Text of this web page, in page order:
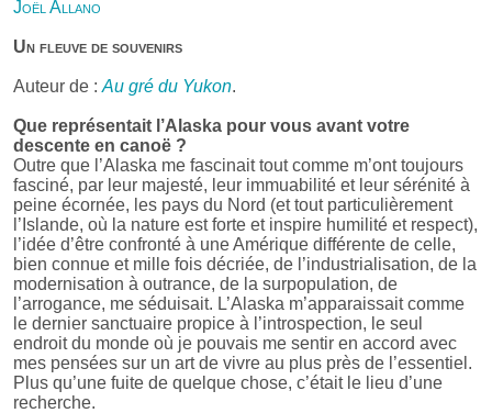
Joël Allano
Un fleuve de souvenirs
Auteur de : Au gré du Yukon.
Que représentait l’Alaska pour vous avant votre
descente en canoë ?
Outre que l’Alaska me fascinait tout comme m’ont toujours
fasciné, par leur majesté, leur immuabilité et leur sérénité à
peine écornée, les pays du Nord (et tout particulièrement
l’Islande, où la nature est forte et inspire humilité et respect),
l’idée d’être confronté à une Amérique différente de celle,
bien connue et mille fois décriée, de l’industrialisation, de la
modernisation à outrance, de la surpopulation, de
l’arrogance, me séduisait. L’Alaska m’apparaissait comme
le dernier sanctuaire propice à l’introspection, le seul
endroit du monde où je pouvais me sentir en accord avec
mes pensées sur un art de vivre au plus près de l’essentiel.
Plus qu’une fuite de quelque chose, c’était le lieu d’une
recherche.